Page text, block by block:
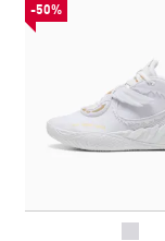
-50%